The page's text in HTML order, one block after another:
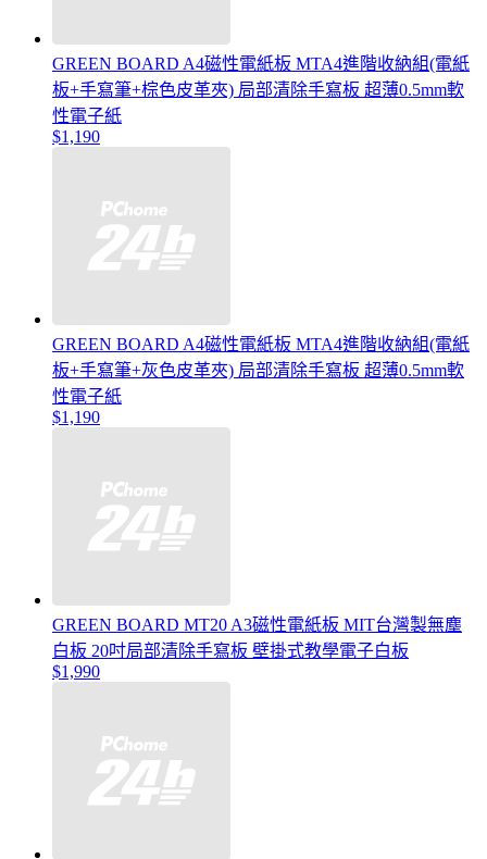
GREEN BOARD A4磁性電紙板 MTA4進階收納組(電紙
板+手寫筆+棕色皮革夾) 局部清除手寫板 超薄0.5mm軟
性電子紙
$1,190
GREEN BOARD A4磁性電紙板 MTA4進階收納組(電紙
板+手寫筆+灰色皮革夾) 局部清除手寫板 超薄0.5mm軟
性電子紙
$1,190
GREEN BOARD MT20 A3磁性電紙板 MIT台灣製無塵
白板 20吋局部清除手寫板 壁掛式教學電子白板
$1,990